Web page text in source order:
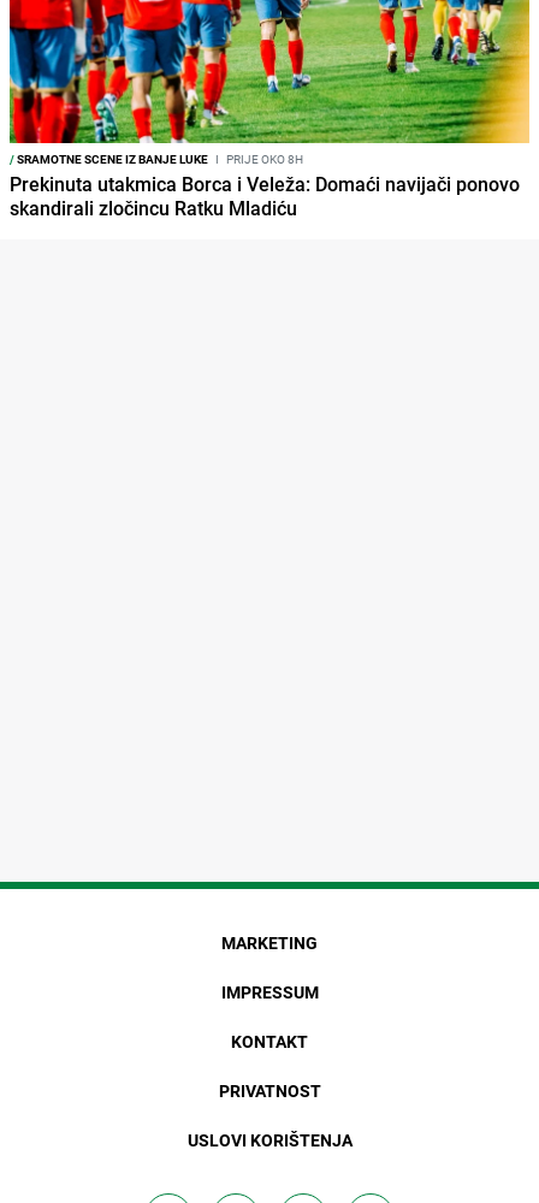
/SRAMOTNE SCENE IZ BANJE LUKE I PRIJE OKO 8H
Prekinuta utakmica Borca i Veleža: Domaći navijači ponovo
skandirali zločincu Ratku Mladiću
MARKETING
IMPRESSUM
KONTAKT
PRIVATNOST
USLOVI KORIŠTENJA